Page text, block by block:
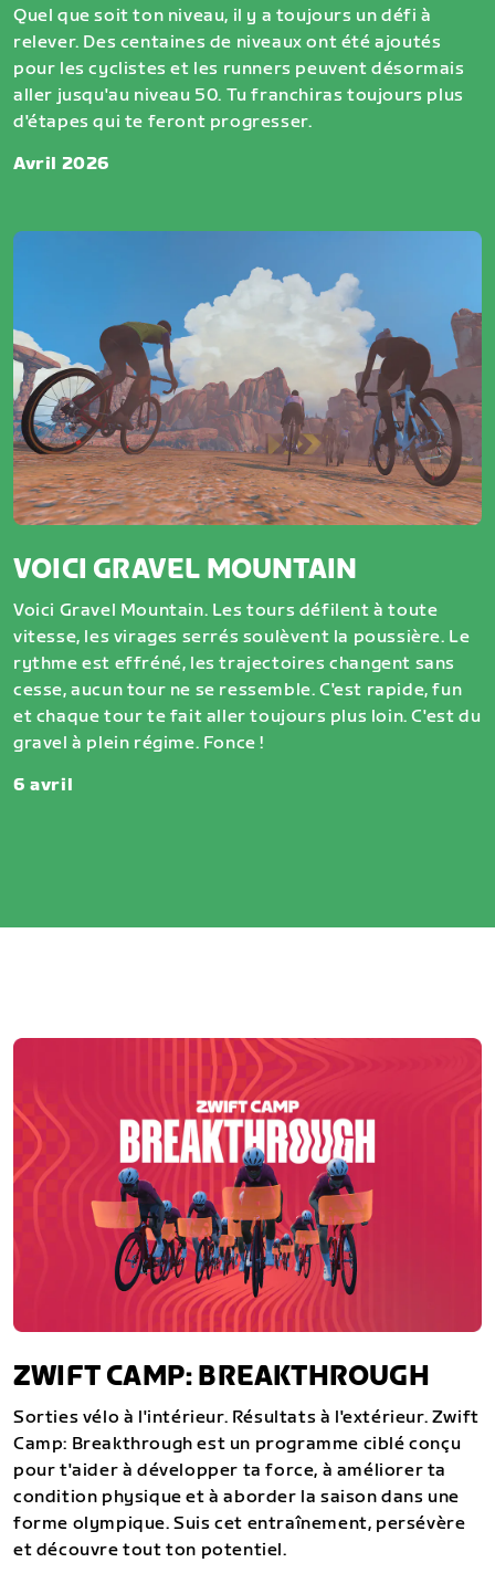
Quel que soit ton niveau, il y a toujours un défi à
relever. Des centaines de niveaux ont été ajoutés
pour les cyclistes et les runners peuvent désormais
aller jusqu'au niveau 50. Tu franchiras toujours plus
d'étapes qui te feront progresser.
Avril 2026
VOICI GRAVEL MOUNTAIN
Voici Gravel Mountain. Les tours défilent à toute
vitesse, les virages serrés soulèvent la poussière. Le
rythme est effréné, les trajectoires changent sans
cesse, aucun tour ne se ressemble. C'est rapide, fun
et chaque tour te fait aller toujours plus loin. C'est du
gravel à plein régime. Fonce !
6 avril
ZWIFT CAMP: BREAKTHROUGH
Sorties vélo à l'intérieur. Résultats à l'extérieur. Zwift
Camp: Breakthrough est un programme ciblé conçu
pour t'aider à développer ta force, à améliorer ta
condition physique et à aborder la saison dans une
forme olympique. Suis cet entraînement, persévère
et découvre tout ton potentiel.